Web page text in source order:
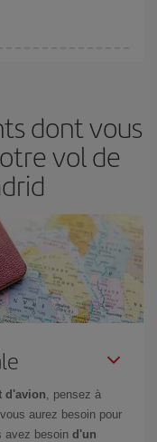
De plus, en
de vol lors de votre
économique.
dont vous
vol de
d'avion, pensez à
aurez besoin pour
avez besoin d'un